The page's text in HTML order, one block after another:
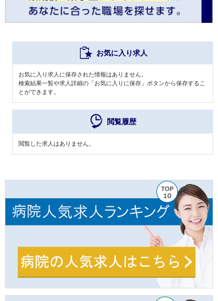
お気に入り求人
お気に入り求人に保存された情報はありません。
検索結果一覧や求人詳細の「お気に入りに保存」ボタンから保存するこ
とができます。
閲覧履歴
閲覧した求人はありません。